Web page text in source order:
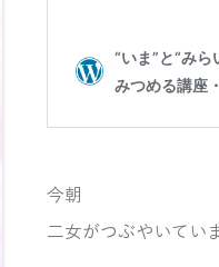
今朝
二女がつぶやいてい